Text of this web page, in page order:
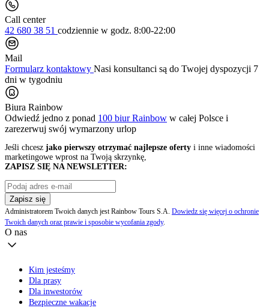
Call center
42 680 38 51 codziennie w godz. 8:00-22:00
Mail
Formularz kontaktowy Nasi konsultanci są do Twojej dyspozycji 7
dni w tygodniu
Biura Rainbow
Odwiedź jedno z ponad 100 biur Rainbow w całej Polsce i
zarezerwuj swój wymarzony urlop
Jeśli chcesz jako pierwszy otrzymać najlepsze oferty i inne wiadomości
marketingowe wprost na Twoją skrzynkę,
ZAPISZ SIĘ NA NEWSLETTER:
Zapisz się
Administratorem Twoich danych jest Rainbow Tours S.A. Dowiedz się więcej o ochronie
Twoich danych oraz prawie i sposobie wycofania zgody.
O nas
Kim jesteśmy
Dla prasy
Dla inwestorów
Bezpieczne wakacje